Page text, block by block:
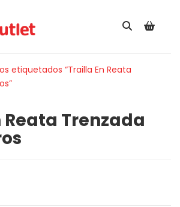
etiquetados “Trailla En Reata
Reata Trenzada